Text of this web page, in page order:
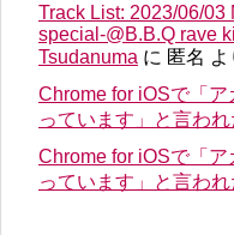
Track List: 2023/06/03
special-@B.B.Q rave
Tsudanuma に 匿名 よ
Chrome for iOSで「
っています」と言わ
Chrome for iOSで「
っています」と言わ